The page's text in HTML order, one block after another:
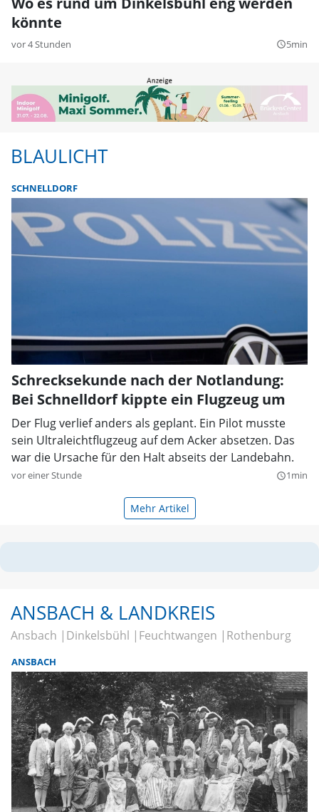
könnte
vor 4 Stunden query_builder5min
BLAULICHT
SCHNELLDORF
Schrecksekunde nach der Notlandung:
Bei Schnelldorf kippte ein Flugzeug um
Der Flug verlief anders als geplant. Ein Pilot musste
sein Ultraleichtflugzeug auf dem Acker absetzen. Das
war die Ursache für den Halt abseits der Landebahn.
vor einer Stunde query_builder1min
Mehr Artikel
ANSBACH & LANDKREIS
Ansbach Dinkelsbühl Feuchtwangen Rothenburg
ANSBACH